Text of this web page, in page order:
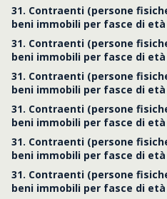
31. Contraenti (persone
beni immobili per fasce di
31. Contraenti (persone
beni immobili per fasce di
31. Contraenti (persone
beni immobili per fasce di
31. Contraenti (persone
beni immobili per fasce di
31. Contraenti (persone
beni immobili per fasce di
31. Contraenti (persone
beni immobili per fasce di